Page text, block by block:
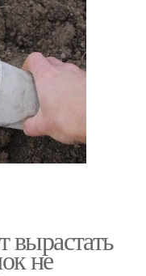
не